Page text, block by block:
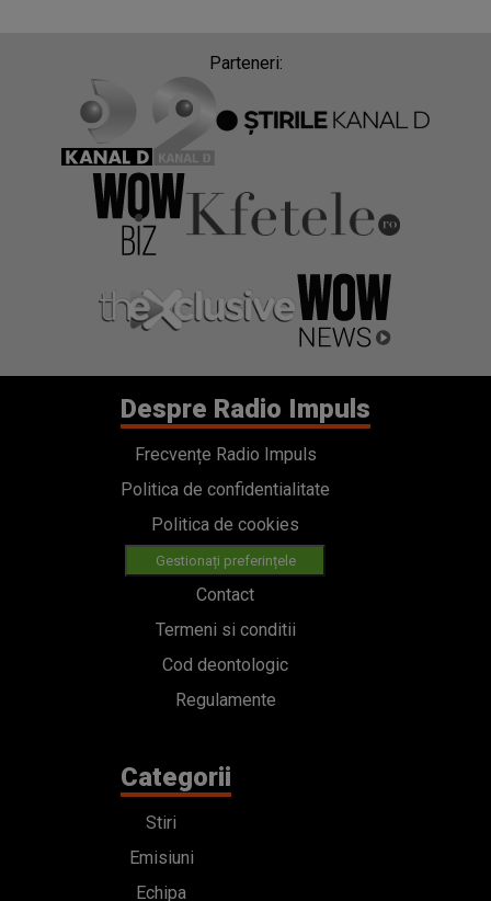
Parteneri:
Despre Radio Impuls
Frecvențe Radio Impuls
Politica de confidentialitate
Politica de cookies
Gestionați preferințele
Contact
Termeni si conditii
Cod deontologic
Regulamente
Categorii
Stiri
Emisiuni
Echipa